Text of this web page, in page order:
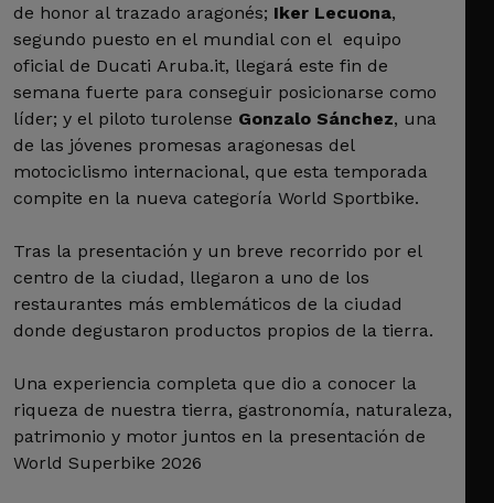
de honor al trazado aragonés; Iker Lecuona,
segundo puesto en el mundial con el equipo
oficial de Ducati Aruba.it, llegará este fin de
semana fuerte para conseguir posicionarse como
líder; y el piloto turolense Gonzalo Sánchez, una
de las jóvenes promesas aragonesas del
motociclismo internacional, que esta temporada
compite en la nueva categoría World Sportbike.
Tras la presentación y un breve recorrido por el
centro de la ciudad, llegaron a uno de los
restaurantes más emblemáticos de la ciudad
donde degustaron productos propios de la tierra.
Una experiencia completa que dio a conocer la
riqueza de nuestra tierra, gastronomía, naturaleza,
patrimonio y motor juntos en la presentación de
World Superbike 2026